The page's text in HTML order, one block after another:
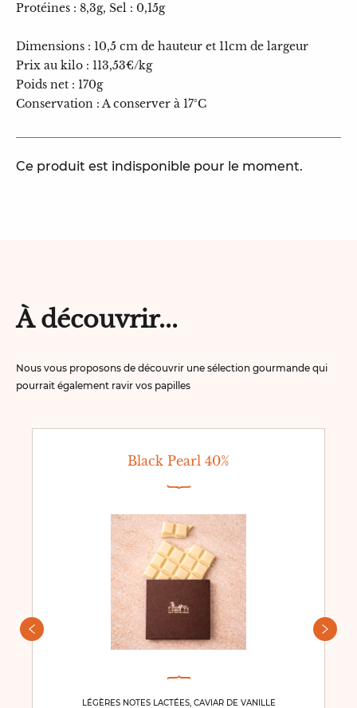
Protéines : 8,3g, Sel : 0,15g
Dimensions : 10,5 cm de hauteur et 11cm de largeur
Prix au kilo : 113,53€/kg
Poids net : 170g
Conservation : A conserver à 17°C
Ce produit est indisponible pour le moment.
À découvrir...
Nous vous proposons de découvrir une sélection gourmande qui
pourrait également ravir vos papilles
Black Pearl 40%
LÉGÈRES NOTES LACTÉES, CAVIAR DE VANILLE